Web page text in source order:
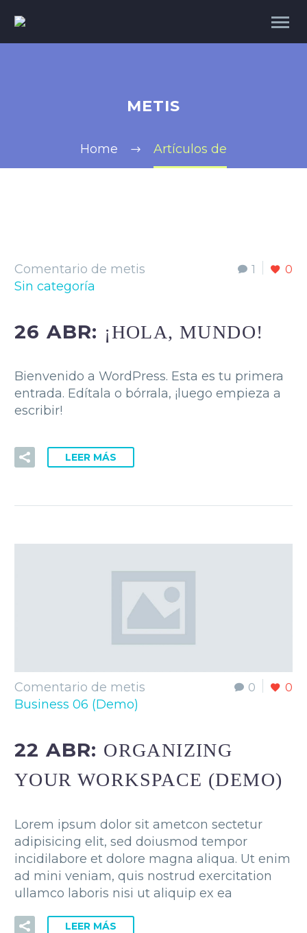
METIS
Home Artículos de
1 0
Comentario de metis
Sin categoría
26 ABR: ¡HOLA, MUNDO!
Bienvenido a WordPress. Esta es tu primera
entrada. Edítala o bórrala, ¡luego empieza a
escribir!
LEER MÁS
0 0
Comentario de metis
Business 06 (Demo)
22 ABR: ORGANIZING
YOUR WORKSPACE (DEMO)
Lorem ipsum dolor sit ametcon sectetur
adipisicing elit, sed doiusmod tempor
incidilabore et dolore magna aliqua. Ut enim
ad mini veniam, quis nostrud exercitation
ullamco laboris nisi ut aliquip ex ea
LEER MÁS